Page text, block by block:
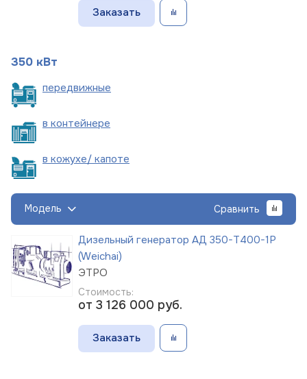
Заказать
350 кВт
передвижные
в контейнере
в кожухе/ капоте
Модель Сравнить
Дизельный генератор АД 350-Т400-1Р
(Weichai)
ЭТРО
Стоимость:
от 3 126 000 руб.
Заказать